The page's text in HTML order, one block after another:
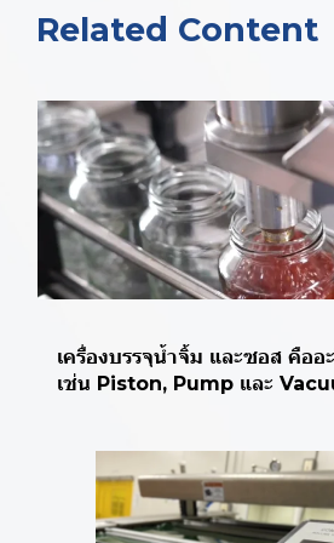
Related Content
เครื่องบรรจุน้ำจิ้ม และซอส คืออ
เช่น Piston, Pump และ